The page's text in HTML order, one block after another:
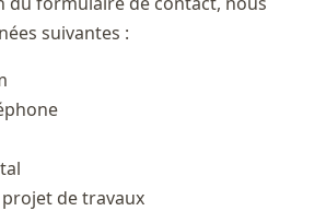
suivantes :
de travaux